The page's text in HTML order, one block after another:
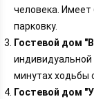
человека.
парковку.
Гостевой дом
индивидуальной
минутах ходьбы
Гостевой дом